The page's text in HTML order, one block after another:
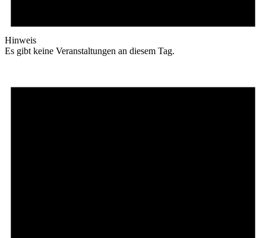
Hinweis
Es gibt keine Veranstaltungen an diesem Tag.